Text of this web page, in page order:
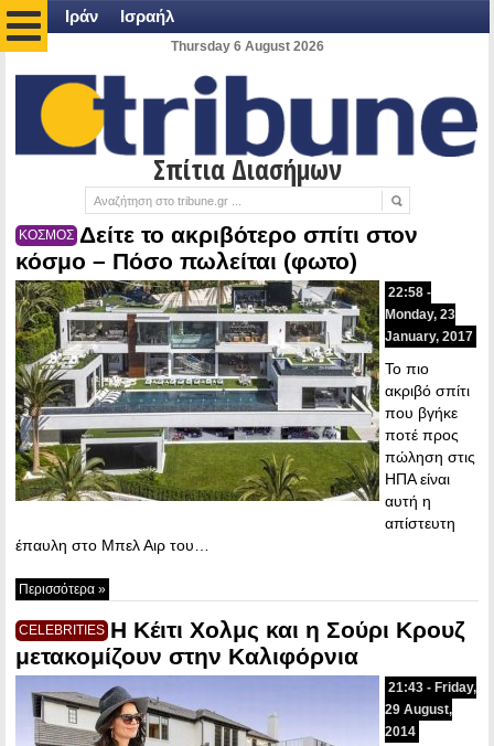
Ιράν Ισραήλ
Thursday 6 August 2026
Σπίτια Διασήμων
ΚΟΣΜΟΣ Δείτε το ακριβότερο σπίτι στον
κόσμο – Πόσο πωλείται (φωτο)
22:58 -
Monday, 23
January, 2017
Το πιο
ακριβό σπίτι
που βγήκε
ποτέ προς
πώληση στις
ΗΠΑ είναι
αυτή η
απίστευτη
έπαυλη στο Μπελ Αιρ του…
Περισσότερα »
CELEBRITIES Η Κέιτι Χολμς και η Σούρι Κρουζ
μετακομίζουν στην Καλιφόρνια
21:43 - Friday,
29 August,
2014